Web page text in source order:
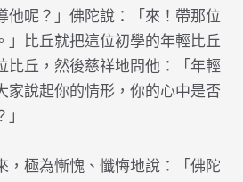
他呢？」佛陀說：「來！帶那位
」比丘就把這位初學的年輕比丘
比丘，然後慈祥地問他：「年輕
家說起你的情形，你的心中是否
，極為慚愧、懺悔地說：「佛陀